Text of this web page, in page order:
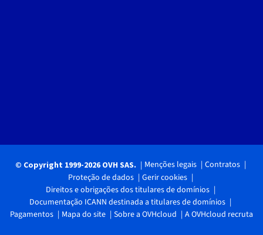
© Copyright 1999-2026 OVH SAS. Menções legais
Contratos
Proteção de dados
Gerir cookies
Direitos e obrigações dos titulares de domínios
Documentação ICANN destinada a titulares de domínios
Pagamentos
Mapa do site Sobre a OVHcloud A OVHcloud recruta